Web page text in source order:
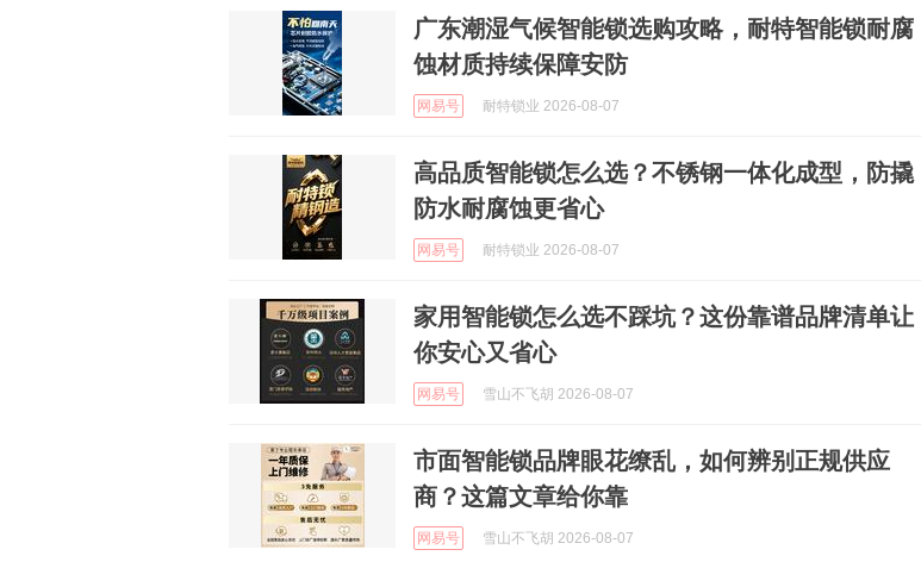
广东潮湿气候智能锁选购攻略，耐特智能锁耐腐
蚀材质持续保障安防
网易号 耐特锁业 2026-08-07
高品质智能锁怎么选？不锈钢一体化成型，防撬
防水耐腐蚀更省心
网易号 耐特锁业 2026-08-07
家用智能锁怎么选不踩坑？这份靠谱品牌清单让
你安心又省心
网易号 雪山不飞胡 2026-08-07
市面智能锁品牌眼花缭乱，如何辨别正规供应
商？这篇文章给你靠
网易号 雪山不飞胡 2026-08-07